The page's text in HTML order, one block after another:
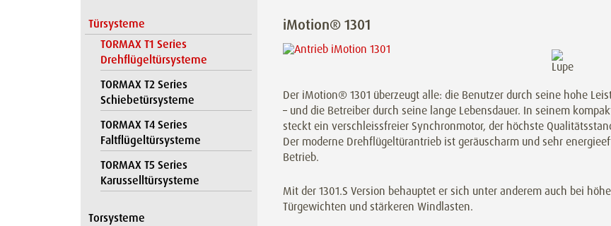
Türsysteme
TORMAX T1 Series
Drehflügeltürsysteme
TORMAX T2 Series
Schiebetürsysteme
TORMAX T4 Series
Faltflügeltürsysteme
TORMAX T5 Series
Karusselltürsysteme
Torsysteme
iMotion® 1301
Der iMotion® 1301 überzeugt alle: die Benutzer durch seine hohe
– und die Betreiber durch seine lange Lebensdauer. In seinem
steckt ein verschleissfreier Synchronmotor, der höchste
Der moderne Drehflügeltürantrieb ist geräuscharm und sehr
Betrieb.
Mit der 1301.S Version behauptet er sich unter anderem auch bei
Türgewichten und stärkeren Windlasten.